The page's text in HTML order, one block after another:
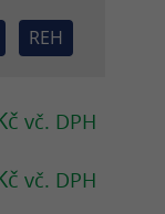
REH
vč. DPH
vč. DPH